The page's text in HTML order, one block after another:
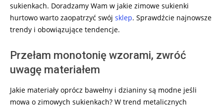
sukienkach. Doradzamy Wam w jakie zimowe sukienki
hurtowo warto zaopatrzyć swój sklep. Sprawdźcie najnowsze
trendy i obowiązujące tendencje.
Przełam monotonię wzorami, zwróć
uwagę materiałem
Jakie materiały oprócz bawełny i dzianiny są modne jeśli
mowa o zimowych sukienkach? W trend metalicznych